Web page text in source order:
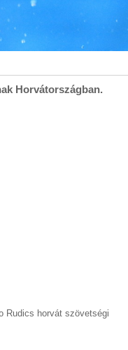
Horvátországban.
Rudics horvát szövetségi